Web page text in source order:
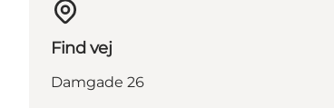
Find vej
Damgade 26